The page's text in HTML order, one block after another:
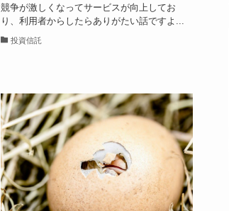
競争が激しくなってサービスが向上してお
り、利用者からしたらありがたい話ですよ...
投資信託